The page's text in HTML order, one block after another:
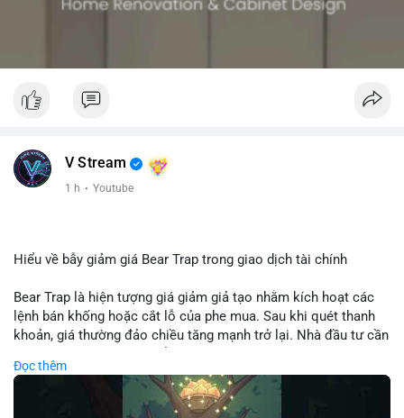
V Stream
1 h · Youtube
Hiểu về bẫy giảm giá Bear Trap trong giao dịch tài chính
Bear Trap là hiện tượng giá giảm giả tạo nhằm kích hoạt các
lệnh bán khống hoặc cắt lỗ của phe mua. Sau khi quét thanh
khoản, giá thường đảo chiều tăng mạnh trở lại. Nhà đầu tư cần
hóa điểm vào lệnh.
🎥 Xem video trực tiếp tại:
Đọc thêm